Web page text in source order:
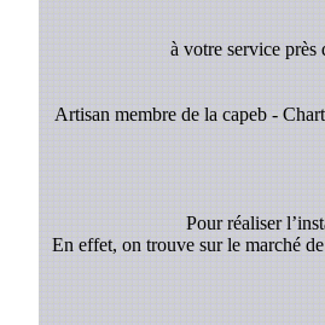
à votre service
Artisan membre de la capeb -
Pour réaliser
En effet, on trouve sur le marché